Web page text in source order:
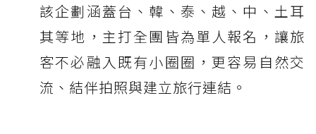
該企劃涵蓋台、韓、泰、越、中、土耳
其等地，主打全團皆為單人報名，讓旅
客不必融入既有小圈圈，更容易自然交
流、結伴拍照與建立旅行連結。